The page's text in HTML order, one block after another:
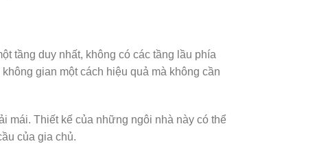
tầng duy nhất, không có các tầng lầu phía
gian một cách hiệu quả mà không cần
mái. Thiết kế của những ngôi nhà này có thể
của gia chủ.